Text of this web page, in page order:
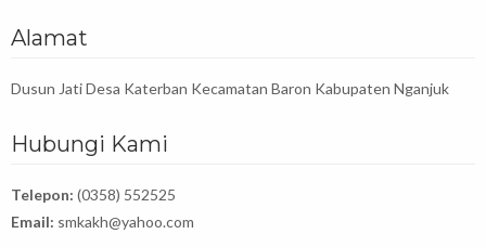
Alamat
Dusun Jati Desa Katerban Kecamatan Baron Kabupaten Nganjuk
Hubungi Kami
Telepon: (0358) 552525
Email: smkakh@yahoo.com